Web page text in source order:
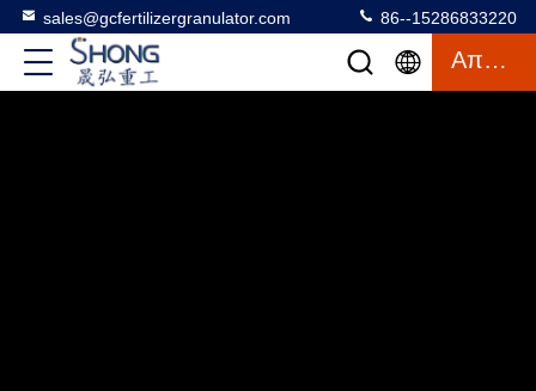
sales@gcfertilizergranulator.com 86--15286833220
Απόσπασμα